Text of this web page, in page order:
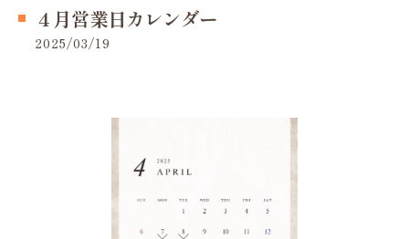
４月営業日カレンダー
2025/03/19